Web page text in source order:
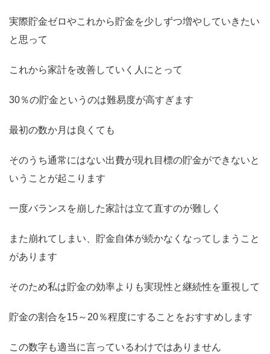
実際貯金ゼロやこれから貯金を少しずつ増やしていきたい
と思って
これから家計を改善していく人にとって
30％の貯金というのは難易度が高すぎます
最初の数か月は良くても
そのうち通常にはない出費が現れ目標の貯金ができないと
いうことが起こります
一度バランスを崩した家計は立て直すのが難しく
また崩れてしまい、貯金自体が続かなくなってしまうこと
があります
そのため私は貯金の効率よりも実現性と継続性を重視して
貯金の割合を15～20％程度にすることをおすすめします
この数字も適当に言っているわけではありません